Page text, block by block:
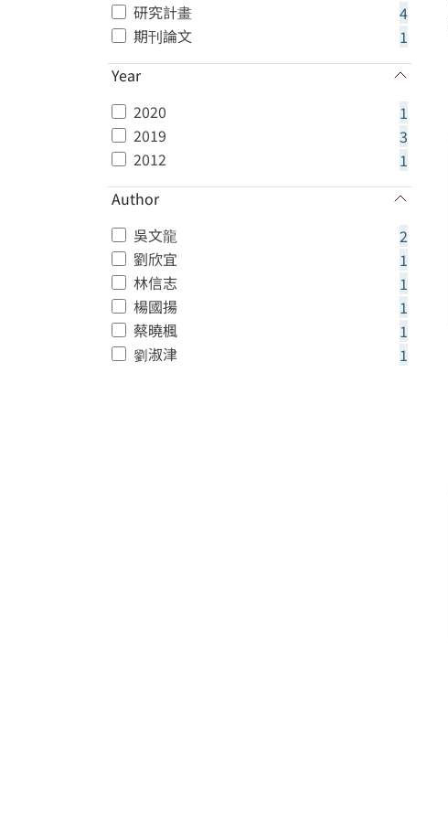
研究計畫
4
期刊論文
1
Year
2020
1
2019
3
2012
1
Author
吳文龍
2
劉欣宜
1
林信志
1
楊國揚
1
蔡曉楓
1
劉淑津
1